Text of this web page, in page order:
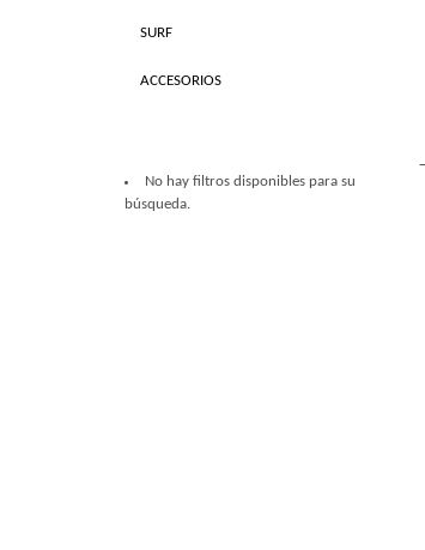
SURF
ACCESORIOS
No hay filtros disponibles para su
búsqueda.